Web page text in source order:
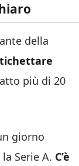
della
più di 20
giorno
Serie A. C’è